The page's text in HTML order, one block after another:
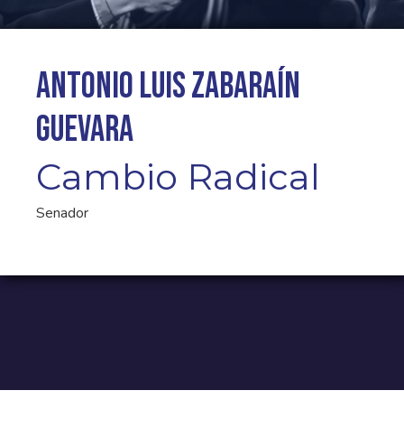
Antonio Luis Zabaraín
Guevara
Cambio Radical
Senador